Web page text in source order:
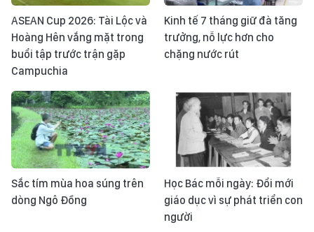
ASEAN Cup 2026: Tài Lộc và
Hoàng Hên vắng mặt trong
buổi tập trước trận gặp
Campuchia
Kinh tế 7 tháng giữ đà tăng
trưởng, nỗ lực hơn cho
chặng nước rút
Sắc tím mùa hoa súng trên
dòng Ngô Đồng
Học Bác mỗi ngày: Đổi mới
giáo dục vì sự phát triển con
người